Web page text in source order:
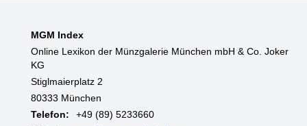
MGM Index
Online Lexikon der Münzgalerie München mbH & Co. Joker
KG
Stiglmaierplatz 2
80333 München
Telefon:
+49 (89) 5233660